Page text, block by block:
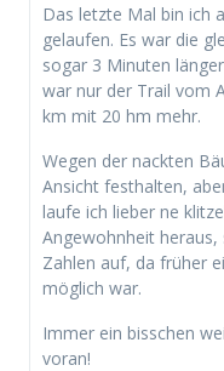
Das letzte Mal bin ich
gelaufen. Es war die
sogar 3 Minuten
war nur der Trail vom
km mit 20 hm mehr.
Wegen der nackten
Ansicht festhalten,
laufe ich lieber ne
Angewohnheit
Zahlen auf, da früher
möglich war.
Immer ein bisschen
voran!